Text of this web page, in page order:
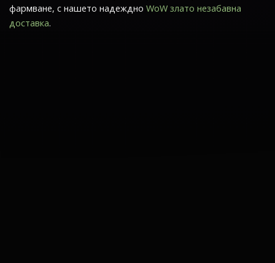
фармване, с нашето надеждно WoW злато незабавна
доставка.